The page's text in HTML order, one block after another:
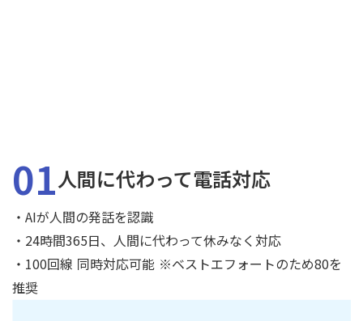
01人間に代わって電話対応
・AIが人間の発話を認識
・24時間365日、人間に代わって休みなく対応
・100回線 同時対応可能 ※ベストエフォートのため80を
推奨